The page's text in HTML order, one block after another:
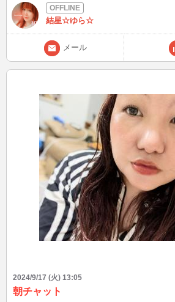
プルコギ、撮り忘れたけどパッケージがうさ
の૮₍˶ᵔ ᵕ ᵔ˶₎ა月見ってつくだけで、美味しそ
かな(笑) ゆらは、黄身がとろ～り大好きで、ゆで卵も目玉焼きもとろ
とろが好き。あなたはどうかな～❓️好きな柔
見つけたの✨当たってる❓️ 卵の黄身、好みの柔らかさは… ①ちょい半
熟 ②とろとろ～ ③固め！ ↓ ↓ ↓ ↓ ①を選ん
は、バランス感覚よく相手のいいところをし
るタイプ。多少理想と違うとこがあっても、
ちにさせながら知らず知らず自分好みに近づ
ところも(笑)。 ②を選んだあなたは… とろーり卵のようにマイルドな
雰囲気でなじみやすくて、誰かと絡むのが好
所をいくつも持ちたいタイプかも。楽しさの
い！みたいな熱量があったり、譲れない願い
時にはびっくりするくらい大胆だったり、相
ことも。深く知るほど味がでるタイプ。 ③ちょっぴりこだわりが強
いけど、信念がしっかりしててぶれないから
めて、自分の望むものを確実に手に入れられ
の慎重派で、恋愛は理想を求めすぎると苦戦
身は調味料が染みると抜群に美味しいのと同
結星☆ゆら☆
メール
2024/9/17 (火) 13:05
朝チャット